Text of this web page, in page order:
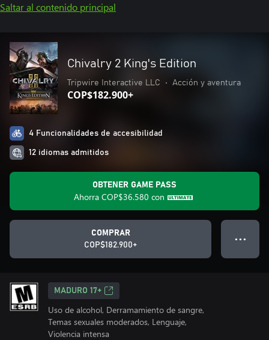
Saltar al contenido principal
Chivalry 2 King's Edition
Tripwire Interactive LLC • Acción y aventura
COP$182.900+
4 Funcionalidades de accesibilidad
12 idiomas admitidos
OBTENER GAME PASS
Ahorra COP$36.580 con
COMPRAR
COP$182.900+
● ● ●
MADURO 17+
Uso de alcohol, Derramamiento de sangre,
Temas sexuales moderados, Lenguaje,
Violencia intensa